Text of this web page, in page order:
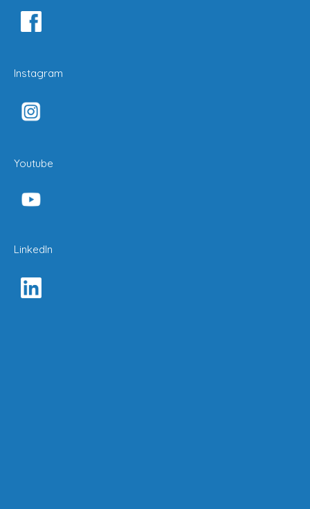
Instagram
Youtube
LinkedIn